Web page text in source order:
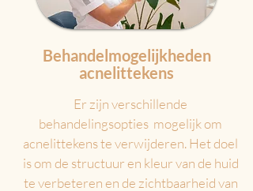
Behandelmogelijkheden
acnelittekens
Er zijn verschillende
behandelingsopties mogelijk om
acnelittekens te verwijderen. Het doel
is om de structuur en kleur van de huid
te verbeteren en de zichtbaarheid van